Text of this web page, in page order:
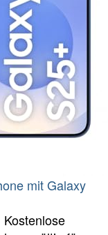
mit Galaxy